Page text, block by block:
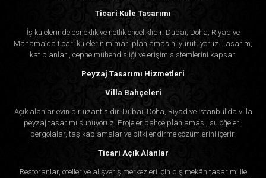
Ticari Kule Tasarımı
İş kulelerinde esneklik ve netlik önceliklidir. Dubai, Doha, Riyad ve
Manama’da ticari kulelerin mimari planlamasını yürütüyoruz. Tasarım,
kat planları, cephe mühendisliği ve erişim sistemlerini kapsar.
Peyzaj Tasarımı Hizmetleri
Villa Bahçeleri
Açık alanlar evin bir uzantısıdır. Dubai, Doha, Riyad ve İstanbul’da villa
peyzaj tasarımı sunuyoruz. Projeler bahçe planlaması, su öğeleri,
pergolalar, taş kaplamalar ve bitkilendirme çözümlerini içerir.
Ticari Açık Alanlar
Restoranlar, oteller ve alışveriş merkezleri için dış mekân tasarımı ile